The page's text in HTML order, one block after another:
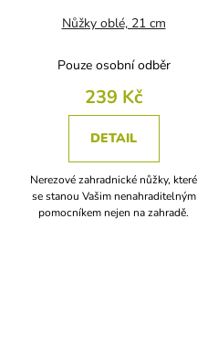
Nůžky oblé, 21 cm
Pouze osobní odběr
239 Kč
DETAIL
Nerezové zahradnické nůžky, které
se stanou Vašim nenahraditelným
pomocníkem nejen na zahradě.